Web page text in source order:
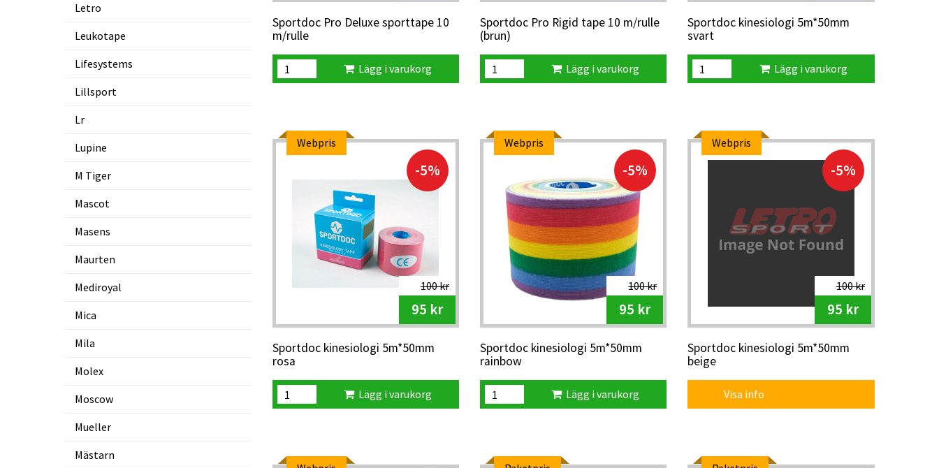
Letro
Leukotape
Lifesystems
Lillsport
Lr
Lupine
M Tiger
Mascot
Masens
Maurten
Mediroyal
Mica
Mila
Molex
Moscow
Mueller
Mästarn
Sportdoc Pro Deluxe sporttape 10
m/rulle
Lägg i varukorg
Sportdoc Pro Rigid tape 10 m/rulle
(brun)
Lägg i varukorg
Sportdoc kinesiologi 5m*50mm
svart
Lägg i varukorg
Webpris
-5%
100 kr
95 kr
Sportdoc kinesiologi 5m*50mm
rosa
Lägg i varukorg
Webpris
-5%
100 kr
95 kr
Sportdoc kinesiologi 5m*50mm
rainbow
Lägg i varukorg
Webpris
-5%
100 kr
95 kr
Sportdoc kinesiologi 5m*50mm
beige
Visa info